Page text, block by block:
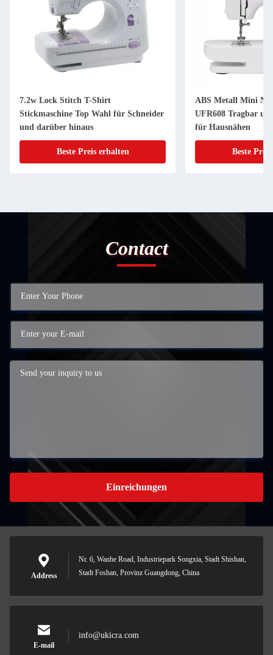
7.2w Lock Stitch T-Shirt
Stickmaschine Top Wahl für Schneider
und darüber hinaus
Beste Preis erhalten
ABS Metall Mini
UFR608 Tragbar
für Hausnähen
Beste
Contact
Einreichungen
Address
Nr. 6, Wanhe Road, Industriepark Songxia, Stadt Shishan,
Stadt Foshan, Provinz Guangdong, China
E-mail
info@ukicra.com